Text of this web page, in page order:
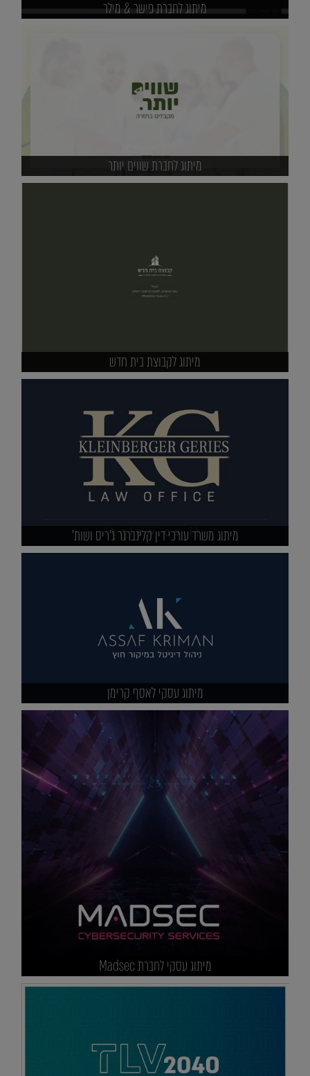
מיתוג לחברת פישר & מילר
מיתוג לחברת שווים יותר
מיתוג לקבוצת בית חדש
מיתוג משרד עורכי דין קלינברגר ג'ריס ושות'
מיתוג עסקי לאסף קרימן
מיתוג עסקי לחברת Madsec